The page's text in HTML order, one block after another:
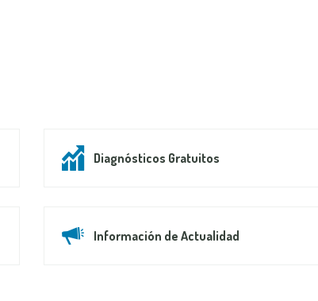
Diagnósticos Gratuitos
Información de Actualidad